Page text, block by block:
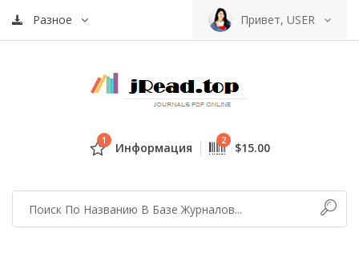
Разное Привет, USER
1 Информация 2 $15.00